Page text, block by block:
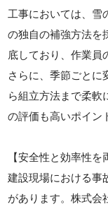
工事においては、雪
の独自の補強方法を
底しており、作業員
さらに、季節ごとに
ら組立方法まで柔軟
の評価も高いポイン
【安全性と効率性を
建設現場における事
があります。株式会